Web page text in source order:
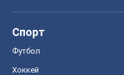
Спорт
Футбол
Хоккей